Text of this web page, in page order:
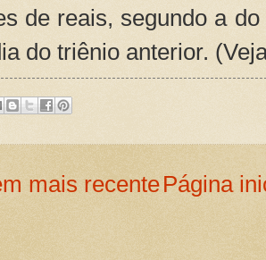
de reais, segundo a
do triênio anterior.
mais recentePágina